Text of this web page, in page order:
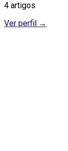
4 artigos
Ver perfil →